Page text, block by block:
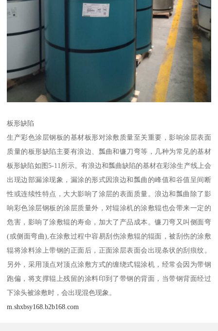
板形缺陷
生产彩色涂层钢板的基材板形对涂敷质量至关重要，影响涂层表面
质量的板形缺陷主要有浪边、瓢曲和镰刀弯等，几种为常见的基材
板形缺陷如图5-11所示。有浪边和瓢曲缺陷的基材在彩涂生产线上会
出现边部漏涂现象，漏涂的形式因浪边和瓢曲的峰值和谷值呈间断
性或连续性特点，大大影响了涂层的表面质量。浪边和瓢曲除了影
响彩色涂层钢板的涂层质量外，对辊涂机的涂敷辊也会带来一定的
危害，影响了涂敷辊的寿命，加大了产品成本。镰刀弯又叫侧面弯
(或侧面弯曲),在涂敷过程中容易刮伤涂敷辊的辊面，被刮伤的涂敷
辊将涂料涂上带钢的正面后，正面涂层表面会出现条状的刮痕纹。
另外，采用顶点对顶点涂敷方式的缠绕式辊涂机，经常会因为带钢
跑偏，将支撑辊上残留的涂料印到了带钢的背面，当带钢背面经过
下涂头被涂敷时，会出现混色现象。
m.shxbsy168.b2b168.com